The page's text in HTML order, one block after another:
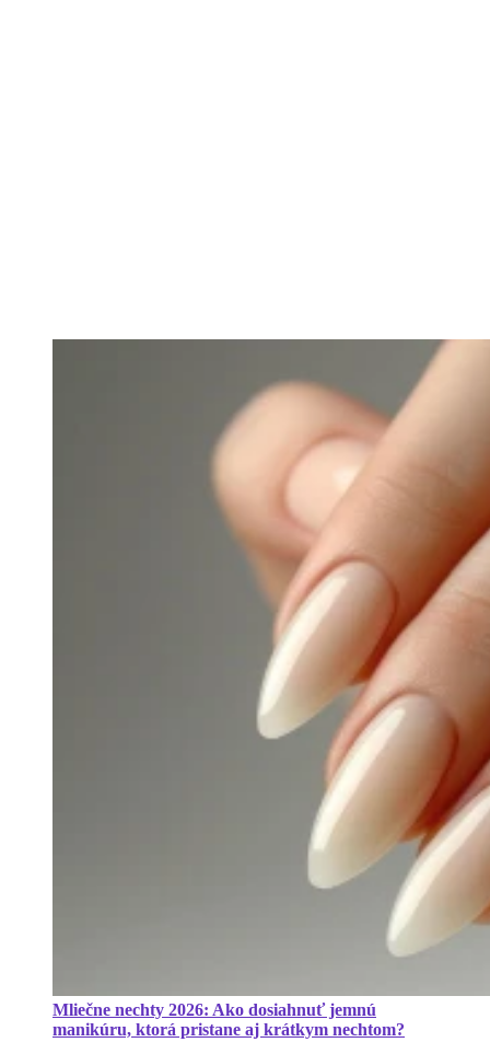
Mliečne nechty 2026: Ako dosiahnuť jemnú
manikúru, ktorá pristane aj krátkym nechtom?